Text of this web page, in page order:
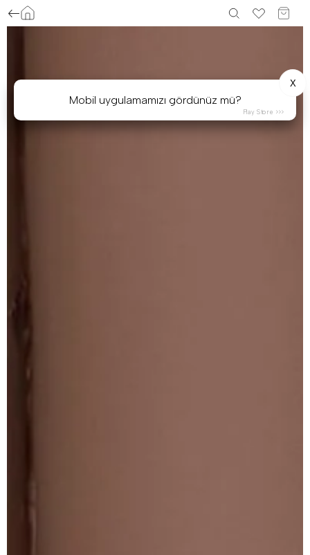
Mobil uygulamamızı gördünüz mü?
X
Play Store >>>